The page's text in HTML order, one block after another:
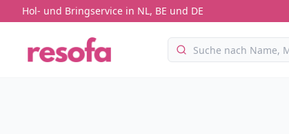
Hol- und Bringservice in NL, BE und DE